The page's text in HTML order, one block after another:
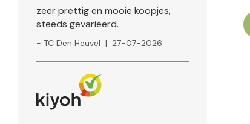
zeer prettig en mooie koopjes,
steeds gevarieerd.
- TC Den Heuvel | 27-07-2026